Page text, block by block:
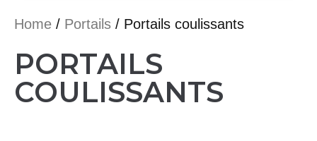
Home / Portails / Portails coulissants
PORTAILS
COULISSANTS